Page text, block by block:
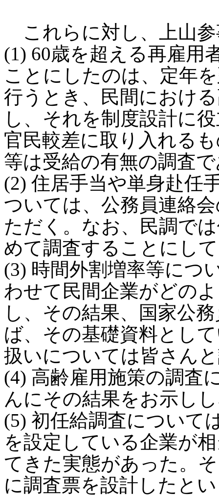
これらに対し、上山
(1) 60歳を超える再雇用
ことにしたのは、定年
行うとき、民間におけ
し、それを制度設計に
官民較差に取り入れる
等は受給の有無の調査
(2) 住居手当や単身赴任
ついては、公務員連絡
ただく。なお、民調で
めて調査することにし
(3) 時間外割増率等につ
わせて民間企業がどの
し、その結果、国家公
ば、その基礎資料とし
扱いについては皆さん
(4) 高齢雇用施策の調査
んにその結果をお示し
(5) 初任給調査について
を設定している企業が
てきた実態があった。
に調査票を設計したと